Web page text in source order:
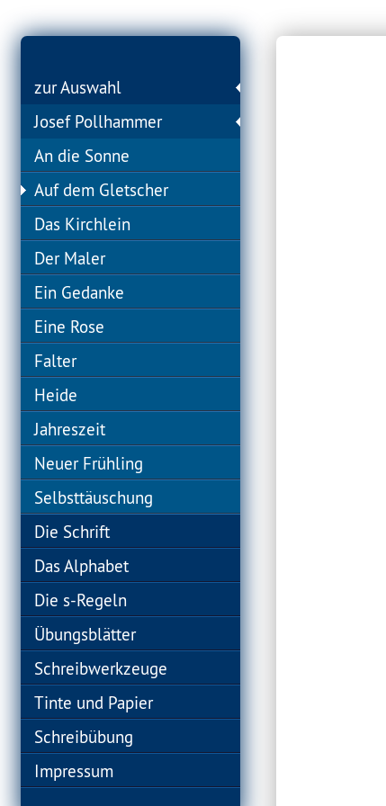
zur Auswahl
Josef Pollhammer
An die Sonne
Auf dem Gletscher
Das Kirchlein
Der Maler
Ein Gedanke
Eine Rose
Falter
Heide
Jahreszeit
Neuer Frühling
Selbsttäuschung
Die Schrift
Das Alphabet
Die s-Regeln
Übungsblätter
Schreibwerkzeuge
Tinte und Papier
Schreibübung
Impressum